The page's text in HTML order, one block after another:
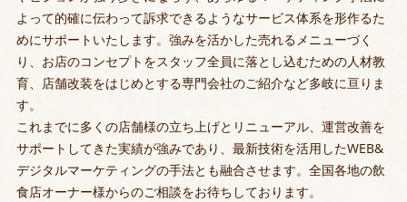
よって的確に伝わって訴求できるようなサービス体系を形作るた
めにサポートいたします。強みを活かした売れるメニューづく
り、お店のコンセプトをスタッフ全員に落とし込むための人材教
育、店舗改装をはじめとする専門会社のご紹介など多岐に亘りま
す。
これまでに多くの店舗様の立ち上げとリニューアル、運営改善を
サポートしてきた実績が強みであり、最新技術を活用したWEB&
デジタルマーケティングの手法とも融合させます。全国各地の飲
食店オーナー様からのご相談をお待ちしております。